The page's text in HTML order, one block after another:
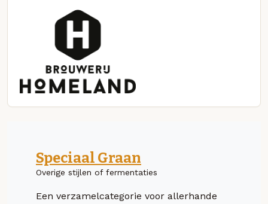
Speciaal Graan
Overige stijlen of fermentaties
Een verzamelcategorie voor allerhande